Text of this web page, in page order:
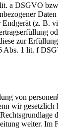
a DSGVO
(z. B.
zur
Abs. 1 lit. f
von
wir
weiter. Im